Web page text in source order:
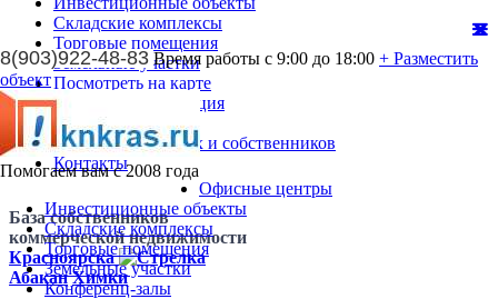
8(903)922-48-83 Время работы с 9:00 до 18:00 + Разместить
объект
Помогаем вам с 2008 года
Офисные центры
Инвестиционные объекты
Складские комплексы
Торговые помещения
Земельные участки
Конференц-залы
Складские комплексы
Торговые помещения
Земельные участки
Посмотреть на карте
Полезная информация
Аналитика рынка
Клуб управляющих и собственников
Контакты
База собственников
коммерческой недвижимости
Красноярска
Абакан Химки